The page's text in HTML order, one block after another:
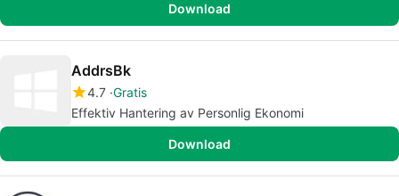
Download
AddrsBk
4.7 Gratis
Effektiv Hantering av Personlig Ekonomi
Download